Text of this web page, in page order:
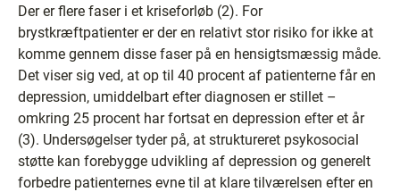
Der er flere faser i et kriseforløb (2). For
brystkræftpatienter er der en relativt stor risiko for ikke at
komme gennem disse faser på en hensigtsmæssig måde.
Det viser sig ved, at op til 40 procent af patienterne får en
depression, umiddelbart efter diagnosen er stillet –
omkring 25 procent har fortsat en depression efter et år
(3). Undersøgelser tyder på, at struktureret psykosocial
støtte kan forebygge udvikling af depression og generelt
forbedre patienternes evne til at klare tilværelsen efter en